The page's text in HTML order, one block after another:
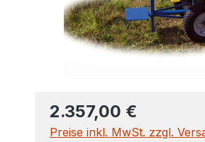
2.357,00 €
Preise inkl. MwSt. zzgl.